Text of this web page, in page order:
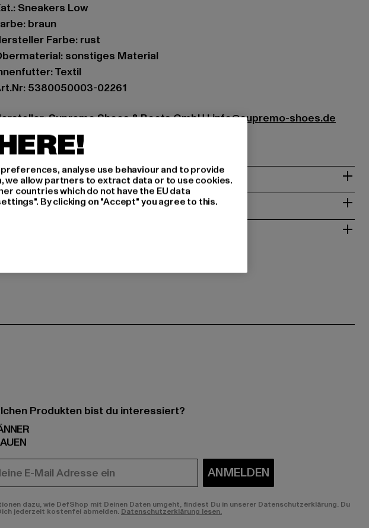
Sneakers Low
braun
Farbe: rust
sonstiges Material
Textil
5380050003-02261
Supremo Shoes & Boots GmbH |info@supremo-shoes.de
174 | 66955 Pirmasens | DE
GRÖSSE & PASSFORM
Produkten bist du interessiert?
ANMELDEN
dazu, wie DefShop mit Deinen Daten umgeht, findest Du in unserer Datenschutzerklärung. Du
jederzeit kostenfei abmelden. Datenschutzerklärung lesen.
analyse use behaviour and to provide
allow partners to extract data or to use cookies.
countries which do not have the EU data
By clicking on "Accept" you agree to this.